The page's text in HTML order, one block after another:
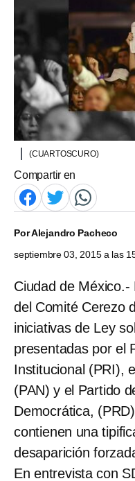
(CUARTOSCURO)
Compartir en
PorAlejandro Pacheco
septiembre 03, 2015 a las
Ciudad de
del Comité Cerezo
iniciativas de Ley
presentadas por el
Institucional (PRI),
(PAN) y el Partido
Democrática,
contienen una
desaparición
En entrevista con